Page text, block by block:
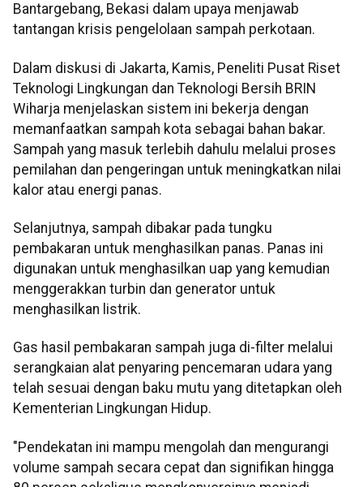
Bantargebang, Bekasi dalam upaya menjawab
tantangan krisis pengelolaan sampah perkotaan.
Dalam diskusi di Jakarta, Kamis, Peneliti Pusat Riset
Teknologi Lingkungan dan Teknologi Bersih BRIN
Wiharja menjelaskan sistem ini bekerja dengan
memanfaatkan sampah kota sebagai bahan bakar.
Sampah yang masuk terlebih dahulu melalui proses
pemilahan dan pengeringan untuk meningkatkan nilai
kalor atau energi panas.
Selanjutnya, sampah dibakar pada tungku
pembakaran untuk menghasilkan panas. Panas ini
digunakan untuk menghasilkan uap yang kemudian
menggerakkan turbin dan generator untuk
menghasilkan listrik.
Gas hasil pembakaran sampah juga di-filter melalui
serangkaian alat penyaring pencemaran udara yang
telah sesuai dengan baku mutu yang ditetapkan oleh
Kementerian Lingkungan Hidup.
"Pendekatan ini mampu mengolah dan mengurangi
volume sampah secara cepat dan signifikan hingga